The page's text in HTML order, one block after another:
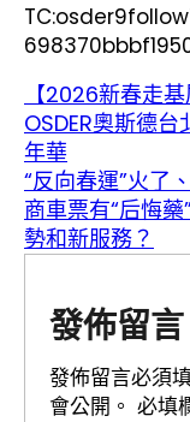
【2026新春走
OSDER奧斯德
年華
“反向春運”火了
商車票有“后悔
勢和新服務？
發佈留言
發佈留言必須
會公開。 必填